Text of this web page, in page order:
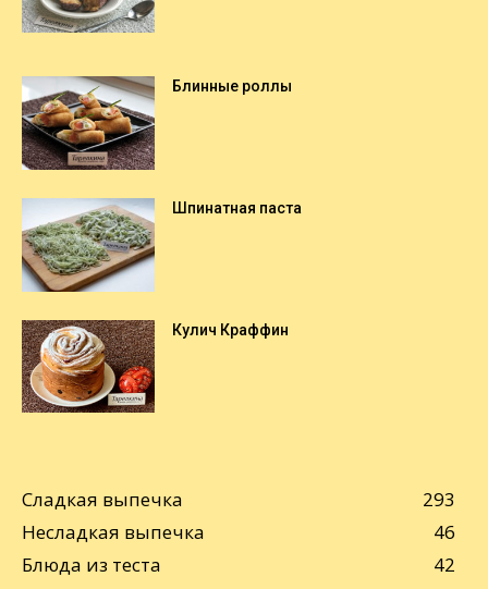
Блинные роллы
Шпинатная паста
Кулич Краффин
Сладкая выпечка
293
Несладкая выпечка
46
Блюда из теста
42